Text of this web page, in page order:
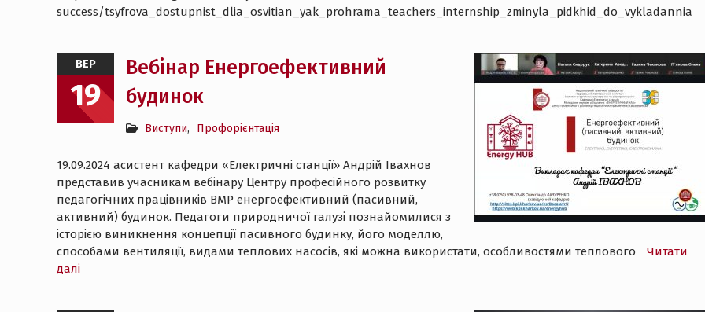
success/tsyfrova_dostupnist_dlia_osvitian_yak_prohrama_teachers_internship_zminyla_pidkhid_do_vykladannia
ВЕР
19
Вебінар Енергоефективний
будинок
Виступи, Профорієнтація
19.09.2024 асистент кафедри «Електричні станції» Андрій Івахнов
представив учасникам вебінару Центру професійного розвитку
педагогічних працівників ВМР енергоефективний (пасивний,
активний) будинок. Педагоги природничої галузі познайомилися з
історією виникнення концепції пасивного будинку, його моделлю,
способами вентиляції, видами теплових насосів, які можна використати, особливостями теплового
Читати
далі